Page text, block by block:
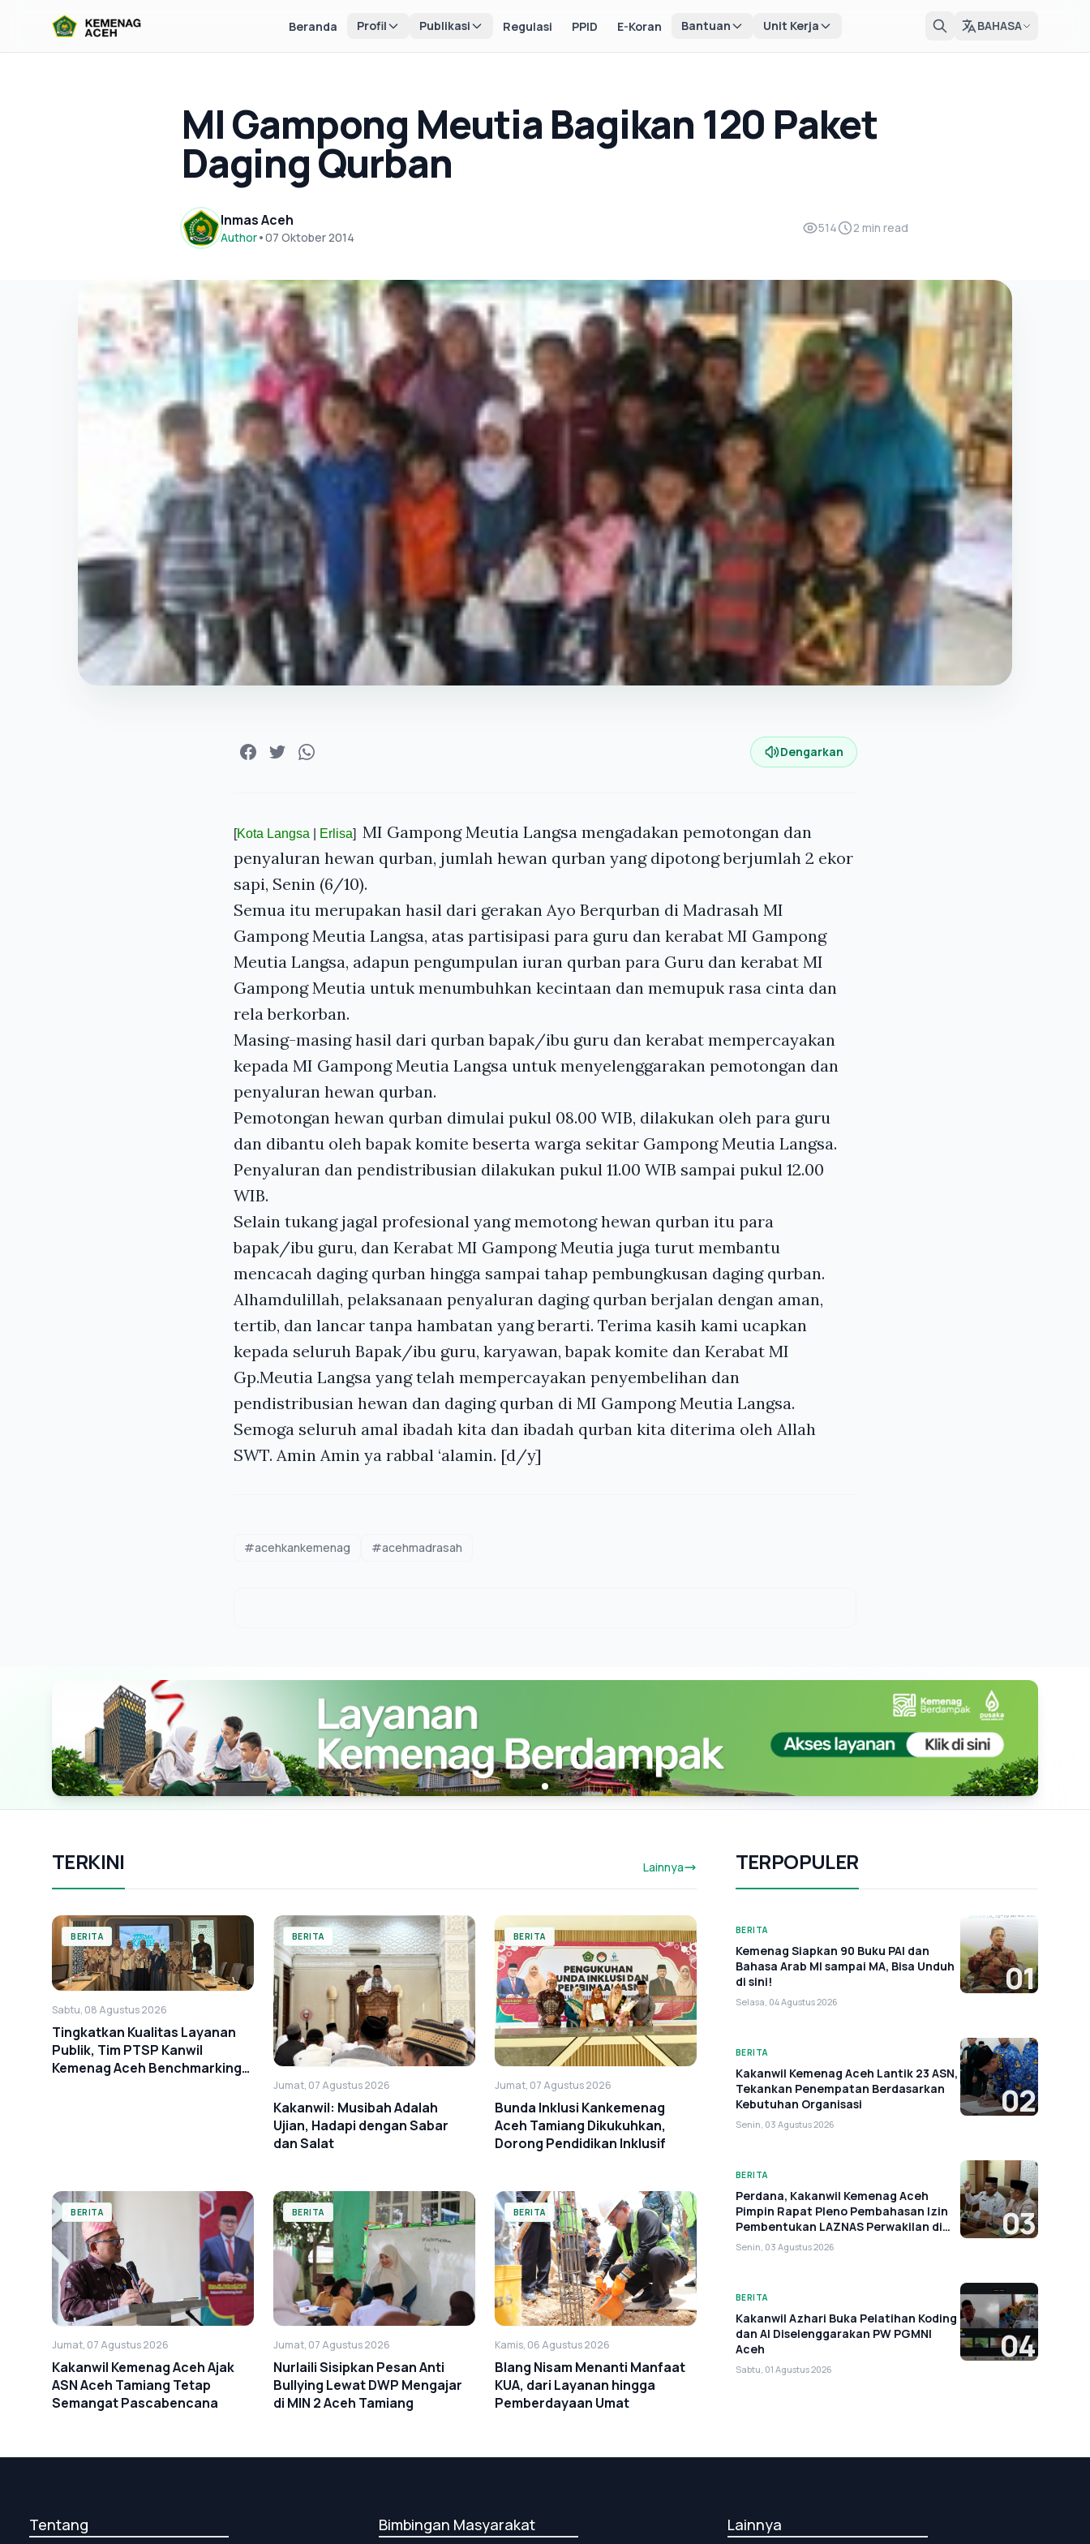
Beranda Profil Publikasi Regulasi PPID E-Koran Bantuan Unit Kerja BAHASA
MI Gampong Meutia Bagikan 120 Paket
Daging Qurban
Inmas Aceh
Author•07 Oktober 2014
514 2 min read
Dengarkan
[Kota Langsa Erlisa] MI Gampong Meutia Langsa mengadakan pemotongan dan
penyaluran hewan qurban, jumlah hewan qurban yang dipotong berjumlah 2 ekor
sapi, Senin (6/10).
Semua itu merupakan hasil dari gerakan Ayo Berqurban di Madrasah MI
Gampong Meutia Langsa, atas partisipasi para guru dan kerabat MI Gampong
Meutia Langsa, adapun pengumpulan iuran qurban para Guru dan kerabat MI
Gampong Meutia untuk menumbuhkan kecintaan dan memupuk rasa cinta dan
rela berkorban.
Masing-masing hasil dari qurban bapak/ibu guru dan kerabat mempercayakan
kepada MI Gampong Meutia Langsa untuk menyelenggarakan pemotongan dan
penyaluran hewan qurban.
Pemotongan hewan qurban dimulai pukul 08.00 WIB, dilakukan oleh para guru
dan dibantu oleh bapak komite beserta warga sekitar Gampong Meutia Langsa.
Penyaluran dan pendistribusian dilakukan pukul 11.00 WIB sampai pukul 12.00
WIB.
Selain tukang jagal profesional yang memotong hewan qurban itu para
bapak/ibu guru, dan Kerabat MI Gampong Meutia juga turut membantu
mencacah daging qurban hingga sampai tahap pembungkusan daging qurban.
Alhamdulillah, pelaksanaan penyaluran daging qurban berjalan dengan aman,
tertib, dan lancar tanpa hambatan yang berarti. Terima kasih kami ucapkan
kepada seluruh Bapak/ibu guru, karyawan, bapak komite dan Kerabat MI
Gp.Meutia Langsa yang telah mempercayakan penyembelihan dan
pendistribusian hewan dan daging qurban di MI Gampong Meutia Langsa.
Semoga seluruh amal ibadah kita dan ibadah qurban kita diterima oleh Allah
SWT. Amin Amin ya rabbal ‘alamin. [d/y]
#acehkankemenag #acehmadrasah
TERKINI Lainnya
BERITA
Sabtu, 08 Agustus 2026
Tingkatkan Kualitas Layanan
Publik, Tim PTSP Kanwil
Kemenag Aceh Benchmarking
BERITA
Jumat, 07 Agustus 2026
Kakanwil: Musibah Adalah
Ujian, Hadapi dengan Sabar
dan Salat
BERITA
Jumat, 07 Agustus 2026
Bunda Inklusi Kankemenag
Aceh Tamiang Dikukuhkan,
Dorong Pendidikan Inklusif
BERITA
Jumat, 07 Agustus 2026
Kakanwil Kemenag Aceh Ajak
ASN Aceh Tamiang Tetap
Semangat Pascabencana
BERITA
Jumat, 07 Agustus 2026
Nurlaili Sisipkan Pesan Anti
Bullying Lewat DWP Mengajar
di MIN 2 Aceh Tamiang
BERITA
Kamis, 06 Agustus 2026
Blang Nisam Menanti Manfaat
KUA, dari Layanan hingga
Pemberdayaan Umat
TERPOPULER
BERITA
Kemenag Siapkan 90 Buku PAI dan
Bahasa Arab MI sampai MA, Bisa Unduh
di sini!
Selasa, 04 Agustus 2026
01
BERITA
Kakanwil Kemenag Aceh Lantik 23 ASN,
Tekankan Penempatan Berdasarkan
Kebutuhan Organisasi
Senin, 03 Agustus 2026
02
BERITA
Perdana, Kakanwil Kemenag Aceh
Pimpin Rapat Pleno Pembahasan Izin
Pembentukan LAZNAS Perwakilan di
Aceh
Senin, 03 Agustus 2026
03
BERITA
Kakanwil Azhari Buka Pelatihan Koding
dan AI Diselenggarakan PW PGMNI
Aceh
Sabtu, 01 Agustus 2026
04
Tentang Bimbingan Masyarakat Lainnya